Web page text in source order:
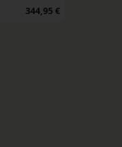
344,95 €